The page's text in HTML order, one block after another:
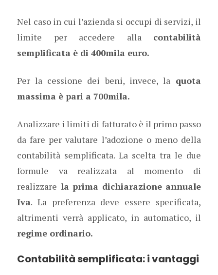
Nel caso in cui l’azienda si occupi di servizi, il
limite per accedere alla contabilità
semplificata è di 400mila euro.
Per la cessione dei beni, invece, laquota
massima è pari a 700mila.
Analizzare i limiti di fatturato è il primo passo
da fare per valutare l’adozione o meno della
contabilità semplificata. La scelta tra le due
formule va realizzata al momento di
realizzare la prima dichiarazione annuale
Iva. La preferenza deve essere specificata,
altrimenti verrà applicato, in automatico, il
regime ordinario.
Contabilità semplificata: i vantaggi